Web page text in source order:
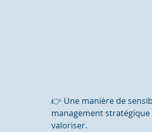
👉 Une manière de
management
valoriser.